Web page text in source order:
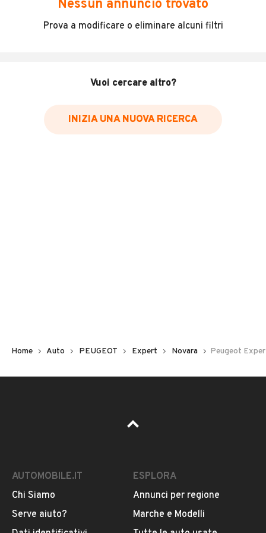
Incidenti in cui è stato coinvolto il veicolo
Data e luogo delle revisioni effettuate
Inserisci il numero di targa per verificare la disponibilità
Pubblicità
Nessun annuncio trovato
Prova a modificare o eliminare alcuni filtri
Vuoi cercare altro?
INIZIA UNA NUOVA RICERCA
Home Auto PEUGEOT Expert Novara Peugeot
AUTOMOBILE.IT
Chi Siamo
Serve aiuto?
ESPLORA
Annunci per regione
Marche e Modelli